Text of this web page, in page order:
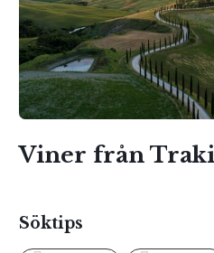
Viner från
Söktips